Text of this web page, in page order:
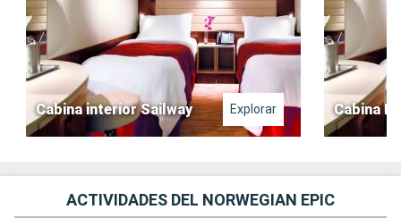
Cabina interior Sailway Explorar Cabina
ACTIVIDADES DEL NORWEGIAN EPIC